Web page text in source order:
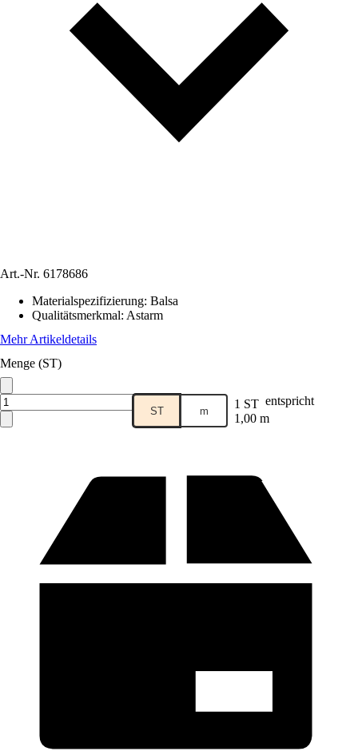
Art.-Nr. 6178686
Materialspezifizierung: Balsa
Qualitätsmerkmal: Astarm
Mehr Artikeldetails
Menge (ST)
ST m 1 ST entspricht
1,00 m